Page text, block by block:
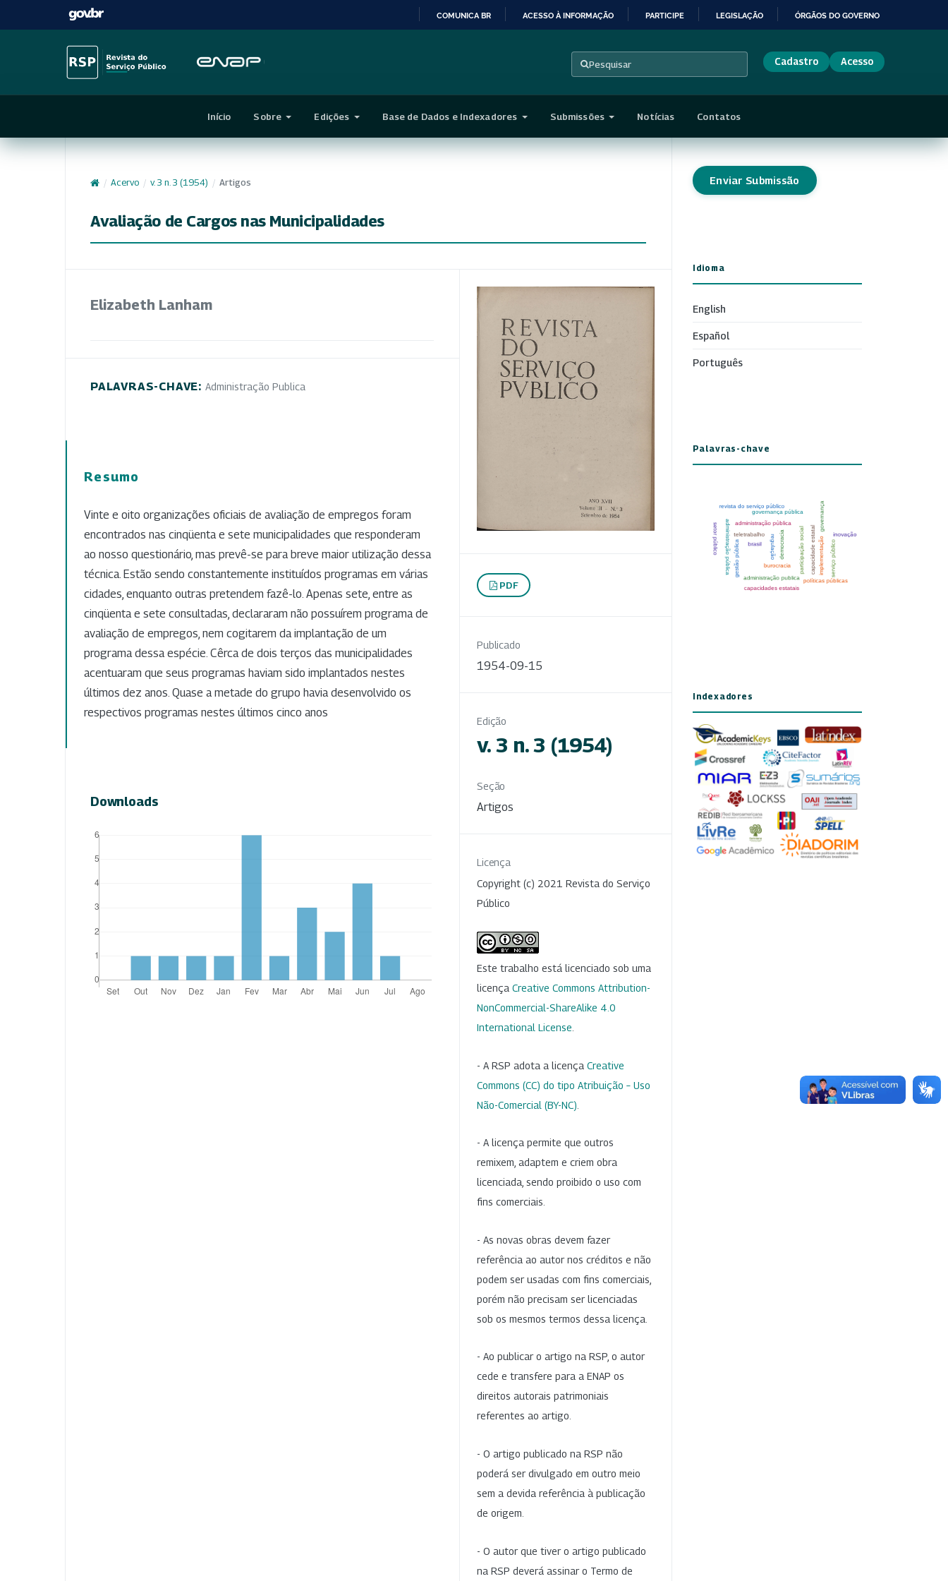
CONTEÚDO
COMUNICA BR ACESSO À INFORMAÇÃO PARTICIPE LEGISLAÇÃO ÓRGÃOS DO GOVERNO
Pesquisar Cadastro Acesso
Início Sobre Edições Base de Dados e Indexadores Submissões Notícias Contatos
/ Acervo / v. 3 n. 3 (1954) / Artigos
Avaliação de Cargos nas Municipalidades
Elizabeth Lanham
PALAVRAS-CHAVE: Administração Publica
Resumo
Vinte e oito organizações oficiais de avaliação de empregos foram
encontrados nas cinqüenta e sete municipalidades que responderam
ao nosso questionário, mas prevê-se para breve maior utilização dessa
técnica. Estão sendo constantemente instituídos programas em várias
cidades, enquanto outras pretendem fazê-lo. Apenas sete, entre as
cinqüenta e sete consultadas, declararam não possuírem programa de
avaliação de empregos, nem cogitarem da implantação de um
programa dessa espécie. Cêrca de dois terços das municipalidades
acentuaram que seus programas haviam sido implantados nestes
últimos dez anos. Quase a metade do grupo havia desenvolvido os
respectivos programas nestes últimos cinco anos
Downloads
PDF
Publicado
1954-09-15
Edição
v. 3 n. 3 (1954)
Seção
Artigos
Licença
Copyright (c) 2021 Revista do Serviço
Público
Este trabalho está licenciado sob uma
licença Creative Commons Attribution-
NonCommercial-ShareAlike 4.0
International License
- A RSP adota a licença Creative
Commons (CC) do tipo Atribuição – Uso
Não-Comercial (BY-NC)
- A licença permite que outros
remixem, adaptem e criem obra
licenciada, sendo proibido o uso com
fins comerciais.
- As novas obras devem fazer
referência ao autor nos créditos e não
podem ser usadas com fins comerciais,
porém não precisam ser licenciadas
sob os mesmos termos dessa licença.
- Ao publicar o artigo na RSP, o autor
cede e transfere para a ENAP os
direitos autorais patrimoniais
referentes ao artigo.
- O artigo publicado na RSP não
poderá ser divulgado em outro meio
sem a devida referência à publicação
de origem.
- O autor que tiver o artigo publicado
na RSP deverá assinar o Termo de
Enviar Submissão
Idioma
English
Español
Português
Palavras-chave
Indexadores